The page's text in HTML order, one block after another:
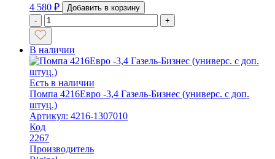
4 580 ₽
Добавить в корзину
-
+
В наличии
Есть в наличии
Помпа 4216Евро -3,4 Газель-Бизнес (универс. с доп.
штуц.)
Артикул: 4216-1307010
Код
2267
Производитель